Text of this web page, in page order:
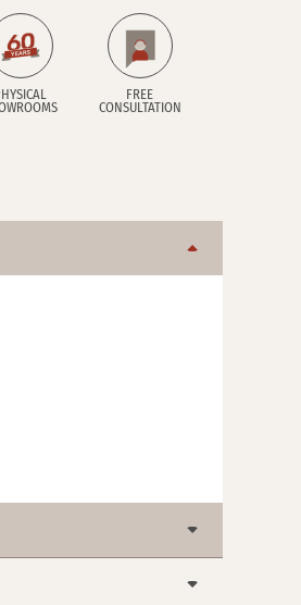
FREE
CONSULTATION